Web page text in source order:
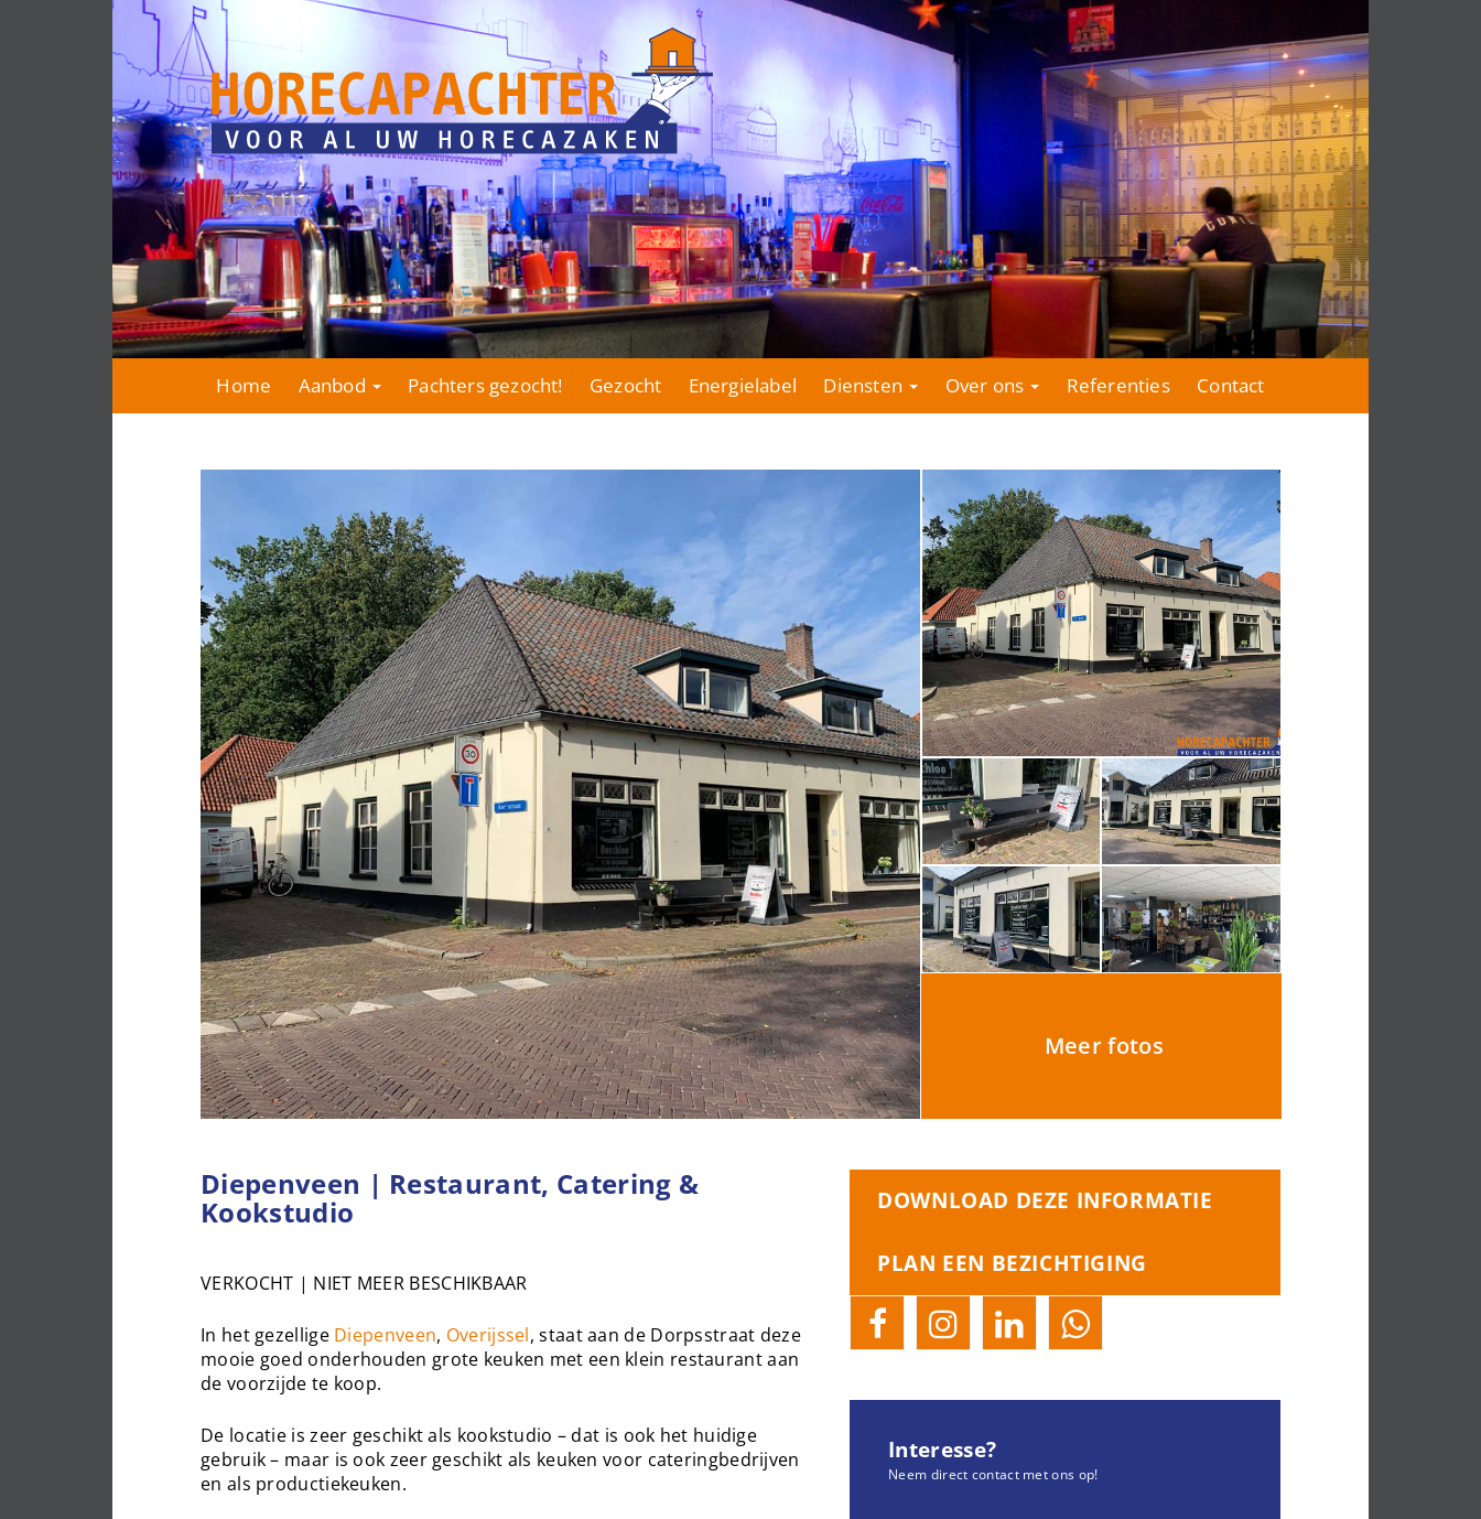
Home Aanbod Pachters gezocht! Gezocht Energielabel Diensten Over ons Referenties Contact
Meer fotos
Diepenveen | Restaurant, Catering &
Kookstudio
VERKOCHT | NIET MEER BESCHIKBAAR
In het gezellige Diepenveen, Overijssel, staat aan de Dorpsstraat deze
mooie goed onderhouden grote keuken met een klein restaurant aan
de voorzijde te koop.
De locatie is zeer geschikt als kookstudio – dat is ook het huidige
gebruik – maar is ook zeer geschikt als keuken voor cateringbedrijven
en als productiekeuken.
DOWNLOAD DEZE INFORMATIE
PLAN EEN BEZICHTIGING
Interesse?
Neem direct contact met ons op!